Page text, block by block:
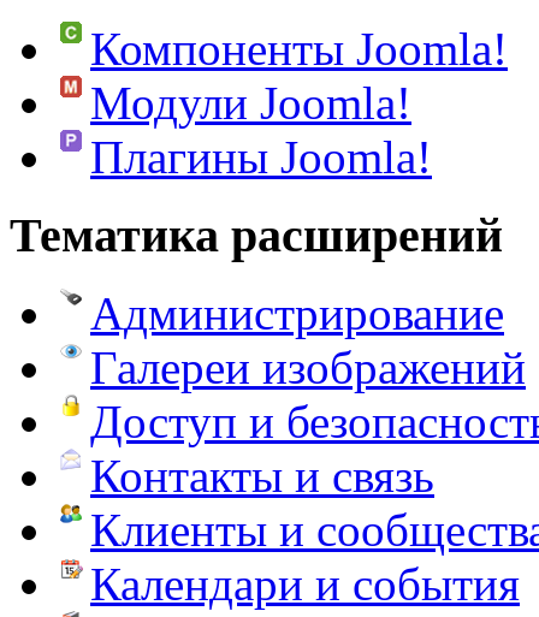
Компоненты Joomla!
Модули Joomla!
Плагины Joomla!
Тематика расширений
Администрирование
Галереи изображений
Доступ и
Контакты и связь
Клиенты и
Календари и события